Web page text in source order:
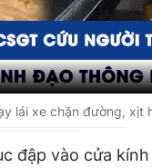
lái xe chặn đường, xịt
đập vào cửa